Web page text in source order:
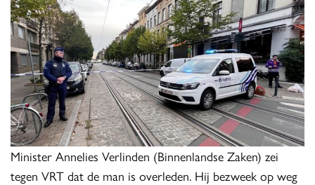
Minister Annelies Verlinden (Binnenlandse Zaken) zei
tegen VRT dat de man is overleden. Hij bezweek op weg